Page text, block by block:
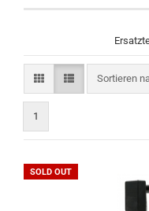
Sortieren
Sortieren
1
SOLD OUT